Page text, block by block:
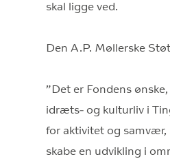
skal ligge ved.
Den A.P. Møllerske
”Det er Fondens
idræts- og kulturliv i
for aktivitet og samvær,
skabe en udvikling i